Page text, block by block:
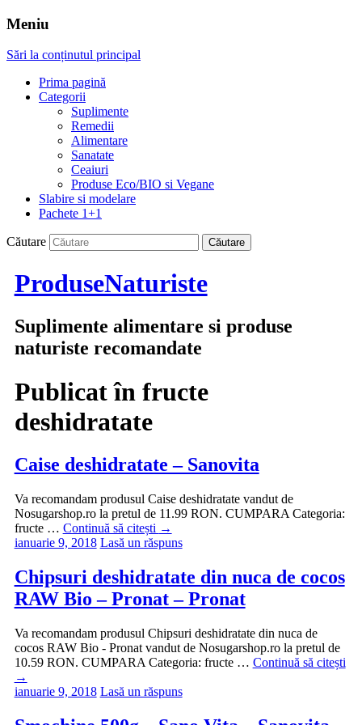
Meniu
Sări la conținutul principal
Prima pagină
Categorii
Suplimente
Remedii
Alimentare
Sanatate
Ceaiuri
Produse Eco/BIO si Vegane
Slabire si modelare
Pachete 1+1
Căutare
ProduseNaturiste
Suplimente alimentare si produse
naturiste recomandate
Publicat în fructe
deshidratate
Caise deshidratate – Sanovita
Va recomandam produsul Caise deshidratate vandut de
Nosugarshop.ro la pretul de 11.99 RON. CUMPARA Categoria:
fructe … Continuă să citești →
ianuarie 9, 2018 Lasă un răspuns
Chipsuri deshidratate din nuca de cocos
RAW Bio – Pronat – Pronat
Va recomandam produsul Chipsuri deshidratate din nuca de
cocos RAW Bio - Pronat vandut de Nosugarshop.ro la pretul de
10.59 RON. CUMPARA Categoria: fructe … Continuă să citești
→
ianuarie 9, 2018 Lasă un răspuns